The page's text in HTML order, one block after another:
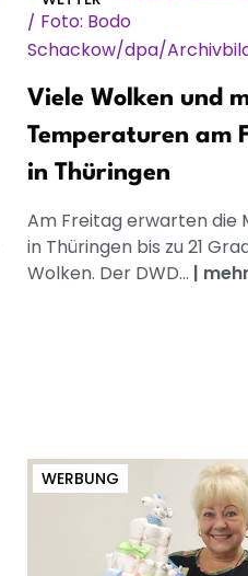
Viele Wolken und
Temperaturen am
in Thüringen
Am Freitag erwarten die
in Thüringen bis zu 21
Wolken. Der DWD... | mehr
WERBUNG